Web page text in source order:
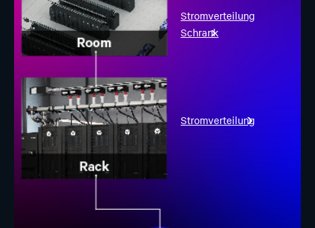
Stromverteilung
Schrank
Stromverteilung